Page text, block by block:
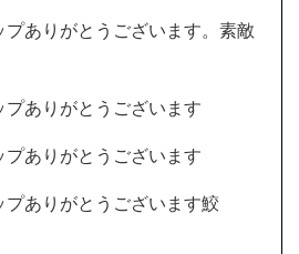
プありがとうございます。素敵
プありがとうございます
プありがとうございます
プありがとうございます鮫